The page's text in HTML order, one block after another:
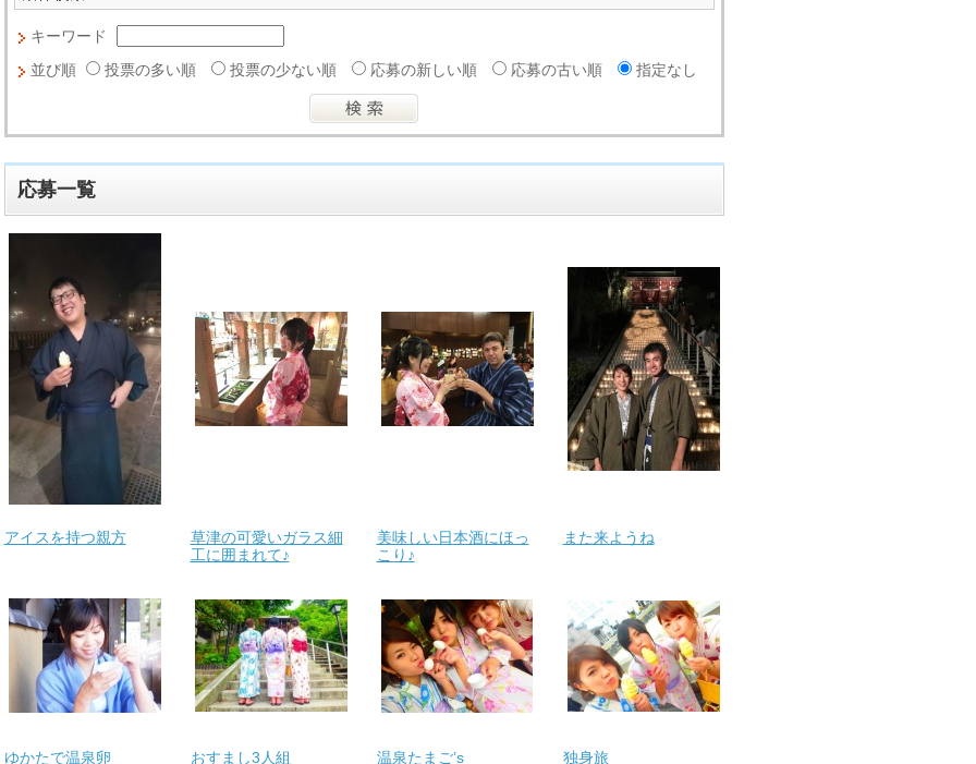
キーワード
並び順
投票の多い順 投票の少ない順 応募の新しい順 応募の古い順 指定なし
応募一覧
アイスを持つ親方
草津の可愛いガラス細
工に囲まれて♪
美味しい日本酒にほっ
こり♪
また来ようね
ゆかたで温泉卵 おすまし3人組 温泉たまご’s 独身旅